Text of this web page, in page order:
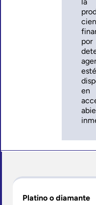
la
por
esté
en
Platino o diamante